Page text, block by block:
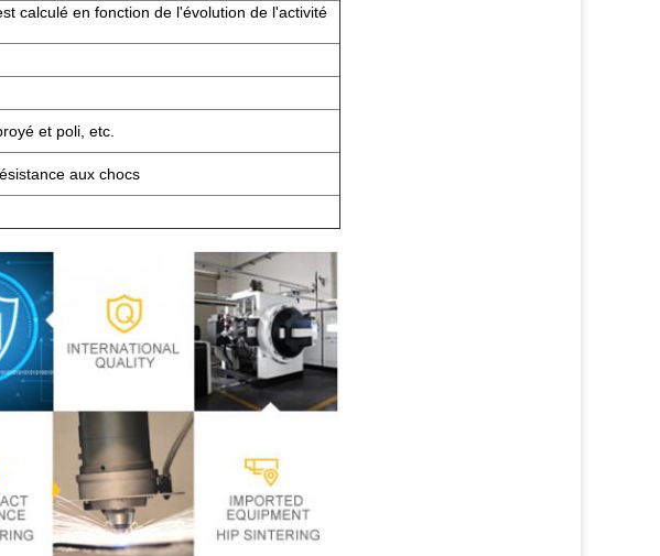
calculé en fonction de l'évolution de l'activité
et poli, etc.
aux chocs